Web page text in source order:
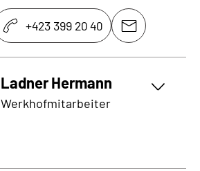
+423 399 20 40
Ladner Hermann
Werkhofmitarbeiter